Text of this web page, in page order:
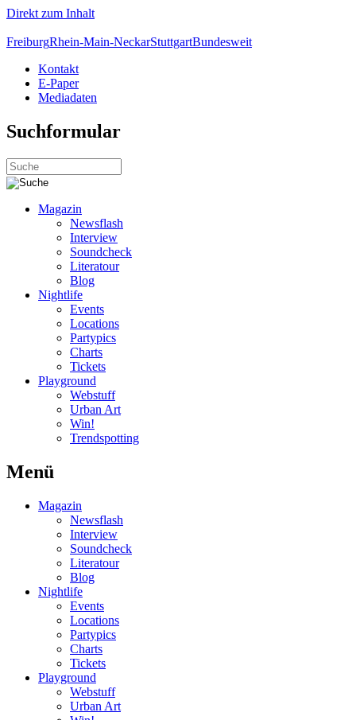
Direkt zum Inhalt
FreiburgRhein-Main-NeckarStuttgartBundesweit
Kontakt
E-Paper
Mediadaten
Suchformular
Magazin
Newsflash
Interview
Soundcheck
Literatour
Blog
Nightlife
Events
Locations
Partypics
Charts
Tickets
Playground
Webstuff
Urban Art
Win!
Trendspotting
Menü
Magazin
Newsflash
Interview
Soundcheck
Literatour
Blog
Nightlife
Events
Locations
Partypics
Charts
Tickets
Playground
Webstuff
Urban Art